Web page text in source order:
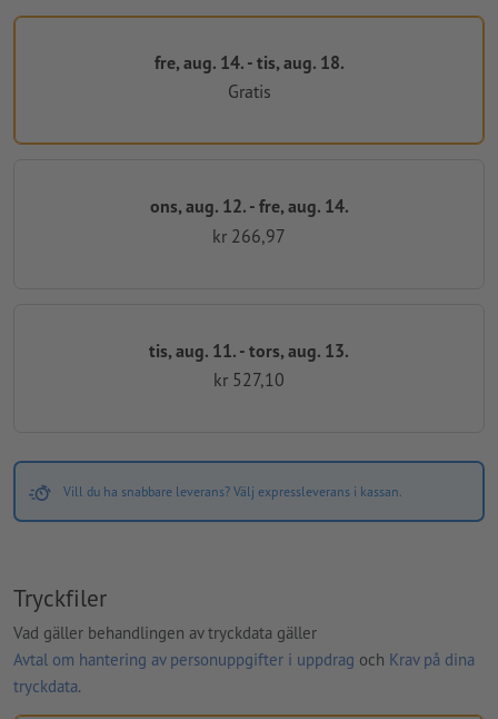
fre, aug. 14. - tis, aug. 18.
Gratis
ons, aug. 12. - fre, aug. 14.
kr 266,97
tis, aug. 11. - tors, aug. 13.
kr 527,10
Vill du ha snabbare leverans? Välj expressleverans i kassan.
Tryckfiler
Vad gäller behandlingen av tryckdata gäller
Avtal om hantering av personuppgifter i uppdrag och Krav på dina
tryckdata.